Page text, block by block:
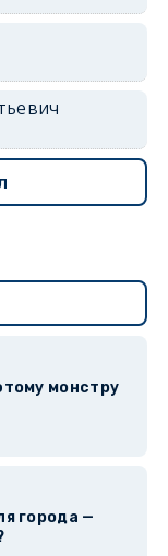
монстру
города —